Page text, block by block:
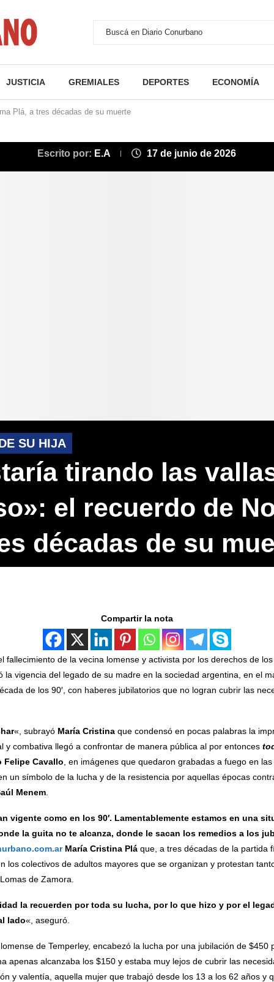
JUSTICIA GREMIALES DEPORTES ECONOMÍA
Plá, a tres décadas de su muerte
Escrito por: E.A 17 de junio de 2026
SU HIJA
tirando las
el recuerdo de
décadas de su
Compartir la nota
fallecimiento de la vecina lomense y activista por los derechos de
la vigencia del legado de su madre en la sociedad argentina, en el
de los 90′, con haberes jubilatorios que no logran cubrir las
«, subrayó María Cristinaque condensó en pocas palabras la
y combativa llegó a confrontar de manera pública al por entonces t
Felipe Cavallo , en imágenes que quedaron grabadas a fuego en
un símbolo de la lucha y de la resistencia por aquellas épocas
Menem.
vigente como en los 90′. Lamentablemente estamos en una
la guita no te alcanza, donde le sacan los remedios a los
María Cristina Pláque, a tres décadas de la partida
los colectivos de adultos mayores que se organizan y protestan
de Zamora.
la recuerden por toda su lucha, por lo que hizo y por el
lado«, aseguró.
de Temperley, encabezó la lucha por una jubilación de $450
apenas alcanzaba los $150 y estaba muy lejos de cubrir las
y valentía, aquella mujer que trabajó desde los 13 a los 62 años y